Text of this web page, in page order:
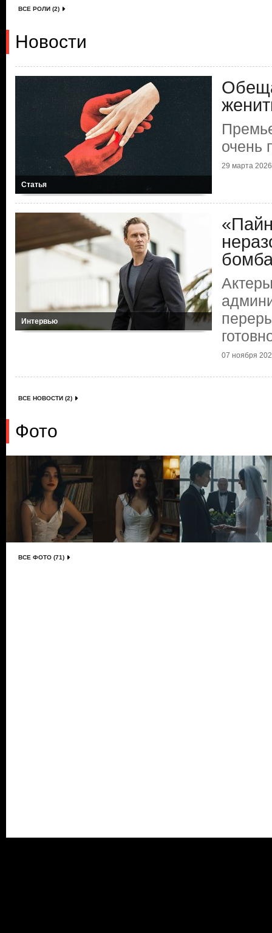
ВСЕ РОЛИ (2)
Новости
Статья
очень
29 марта 2026
Интервью
07 ноября
ВСЕ НОВОСТИ (2)
Фото
ВСЕ ФОТО (71)